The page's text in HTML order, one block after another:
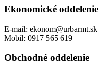
Ekonomické oddelenie
E-mail: ekonom@urbarmt.sk
Mobil: 0917 565 619
Obchodné oddelenie